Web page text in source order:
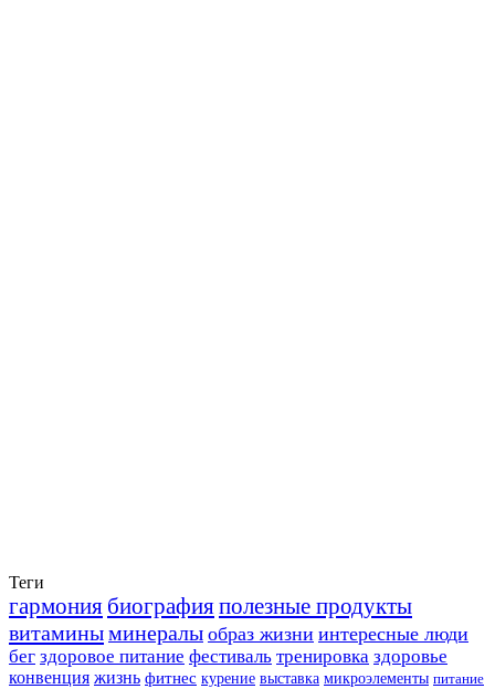
Теги
гармония биографияполезные продукты
витаминыминералы образ жизни интересные люди
бег здоровое питание фестиваль тренировка здоровье
конвенция жизнь фитнес курение выставка микроэлементы питание